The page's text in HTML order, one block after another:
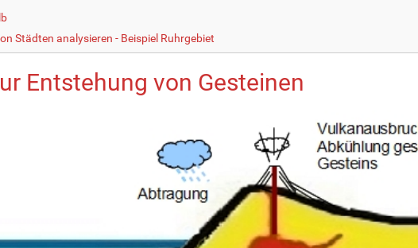
Städten analysieren - Beispiel Ruhrgebiet
Entstehung von Gesteinen